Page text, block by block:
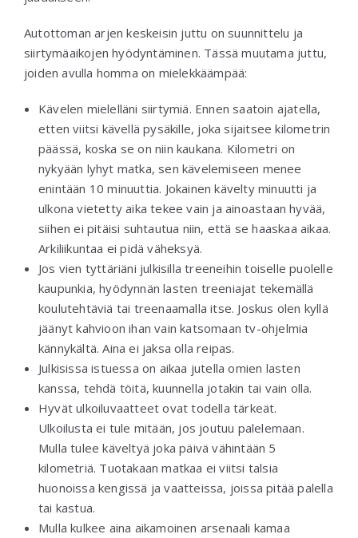
Autottoman arjen keskeisin juttu on suunnittelu ja
siirtymäaikojen hyödyntäminen. Tässä muutama juttu,
joiden avulla homma on mielekkäämpää:
Kävelen mielelläni siirtymiä. Ennen saatoin ajatella,
etten viitsi kävellä pysäkille, joka sijaitsee kilometrin
päässä, koska se on niin kaukana. Kilometri on
nykyään lyhyt matka, sen kävelemiseen menee
enintään 10 minuuttia. Jokainen kävelty minuutti ja
ulkona vietetty aika tekee vain ja ainoastaan hyvää,
siihen ei pitäisi suhtautua niin, että se haaskaa aikaa.
Arkiliikuntaa ei pidä väheksyä.
Jos vien tyttäriäni julkisilla treeneihin toiselle puolelle
kaupunkia, hyödynnän lasten treeniajat tekemällä
koulutehtäviä tai treenaamalla itse. Joskus olen kyllä
jäänyt kahvioon ihan vain katsomaan tv-ohjelmia
kännykältä. Aina ei jaksa olla reipas.
Julkisissa istuessa on aikaa jutella omien lasten
kanssa, tehdä töitä, kuunnella jotakin tai vain olla.
Hyvät ulkoiluvaatteet ovat todella tärkeät.
Ulkoilusta ei tule mitään, jos joutuu palelemaan.
Mulla tulee käveltyä joka päivä vähintään 5
kilometriä. Tuotakaan matkaa ei viitsi talsia
huonoissa kengissä ja vaatteissa, joissa pitää palella
tai kastua.
Mulla kulkee aina aikamoinen arsenaali kamaa